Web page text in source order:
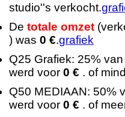
studio''s verkocht.
De totale omzet
) was 0 €.grafiek
Q25 Grafiek: 25%
werd voor 0 € . of
Q50 MEDIAAN: 50%
werd voor 0 € . of